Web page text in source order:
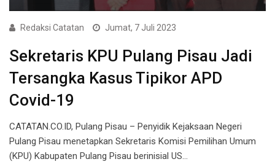
Redaksi Catatan Jumat, 7 Juli 2023
Sekretaris KPU Pulang Pisau Jadi
Tersangka Kasus Tipikor APD
Covid-19
CATATAN.CO.ID, Pulang Pisau – Penyidik Kejaksaan Negeri
Pulang Pisau menetapkan Sekretaris Komisi Pemilihan Umum
(KPU) Kabupaten Pulang Pisau berinisial US…